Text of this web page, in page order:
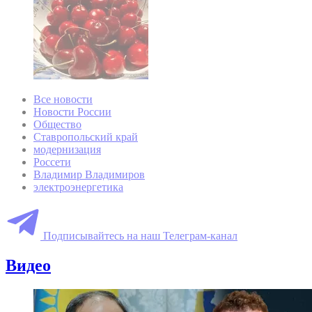
Все новости
Новости России
Общество
Ставропольский край
модернизация
Россети
Владимир Владимиров
электроэнергетика
Подписывайтесь на наш Телеграм-канал
Видео